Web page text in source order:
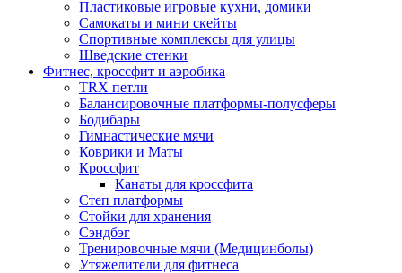
Пластиковые игровые кухни, домики
Самокаты и мини скейты
Спортивные комплексы для улицы
Шведские стенки
Фитнес, кроссфит и аэробика
TRX петли
Балансировочные платформы-полусферы
Бодибары
Гимнастические мячи
Коврики и Маты
Кроссфит
Канаты для кроссфита
Степ платформы
Стойки для хранения
Сэндбэг
Тренировочные мячи (Медицинболы)
Утяжелители для фитнеса